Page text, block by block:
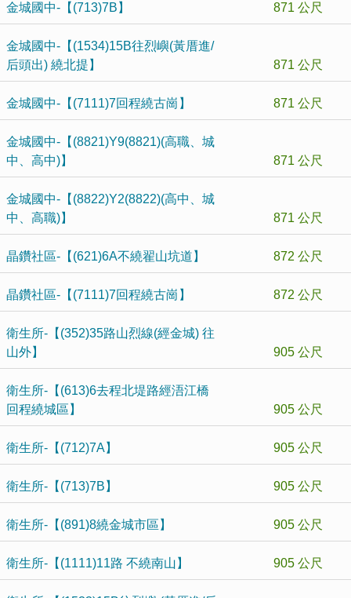
金城國中-【(713)7B】 871 公尺
金城國中-【(1534)15B往烈嶼(黃厝進/
后頭出) 繞北提】
871 公尺
金城國中-【(7111)7回程繞古崗】 871 公尺
金城國中-【(8821)Y9(8821)(高職、城
中、高中)】
871 公尺
金城國中-【(8822)Y2(8822)(高中、城
中、高職)】
871 公尺
晶鑽社區-【(621)6A不繞翟山坑道】 872 公尺
晶鑽社區-【(7111)7回程繞古崗】 872 公尺
衛生所-【(352)35路山烈線(經金城) 往
山外】
905 公尺
衛生所-【(613)6去程北堤路經浯江橋
回程繞城區】
905 公尺
衛生所-【(712)7A】 905 公尺
衛生所-【(713)7B】 905 公尺
衛生所-【(891)8繞金城市區】 905 公尺
衛生所-【(1111)11路 不繞南山】 905 公尺